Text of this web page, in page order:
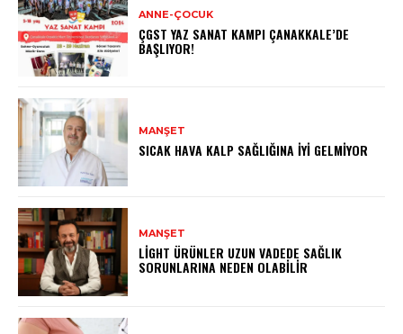
ANNE-ÇOCUK
ÇGST YAZ SANAT KAMPI ÇANAKKALE’DE
BAŞLIYOR!
MANŞET
SICAK HAVA KALP SAĞLIĞINA İYI GELMIYOR
MANŞET
LIGHT ÜRÜNLER UZUN VADEDE SAĞLIK
SORUNLARINA NEDEN OLABILIR